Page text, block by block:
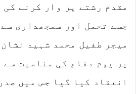
مقدم رشتے پر وار کرنے
جسے تحمل اور سمجھداری
میجر طفیل محمد شہید
پر یوم دفاع کی مناسبت سے
انعقاد کیا گیا جس میں